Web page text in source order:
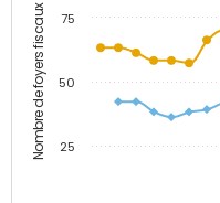
Nombre de foyers fiscaux 25
50
75